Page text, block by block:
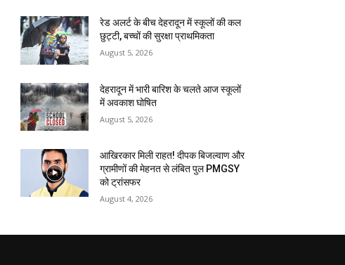
रेड अलर्ट के बीच देहरादून में स्कूलों की कल
छुट्टी, बच्चों की सुरक्षा प्राथमिकता
August 5, 2026
देहरादून में भारी बारिश के चलते आज स्कूलों
में अवकाश घोषित
August 5, 2026
आखिरकार मिली राहत! दीपक बिजल्वाण और
ग्रामीणों की मेहनत से लंबित पुल PMGSY
को ट्रांसफर
August 4, 2026